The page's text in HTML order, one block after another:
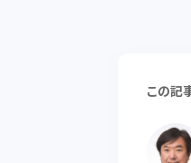
この記